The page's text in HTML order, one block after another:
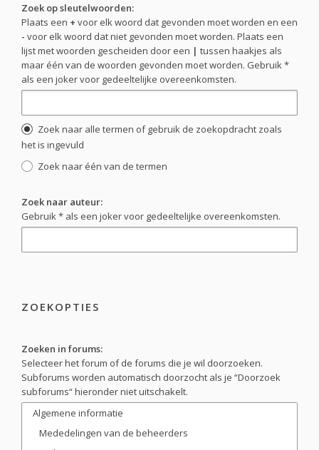
Zoek op sleutelwoorden:
Plaats een + voor elk woord dat gevonden moet worden en een
- voor elk woord dat niet gevonden moet worden. Plaats een
lijst met woorden gescheiden door een | tussen haakjes als
maar één van de woorden gevonden moet worden. Gebruik *
als een joker voor gedeeltelijke overeenkomsten.
Zoek naar alle termen of gebruik de zoekopdracht zoals
het is ingevuld
Zoek naar één van de termen
Zoek naar auteur:
Gebruik * als een joker voor gedeeltelijke overeenkomsten.
ZOEKOPTIES
Zoeken in forums:
Selecteer het forum of de forums die je wil doorzoeken.
Subforums worden automatisch doorzocht als je “Doorzoek
subforums“ hieronder niet uitschakelt.